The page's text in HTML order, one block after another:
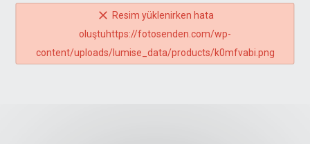
Resim yüklenirken hata
oluştuhttps://fotosenden.com/wp-
content/uploads/lumise_data/products/k0mfvabi.png